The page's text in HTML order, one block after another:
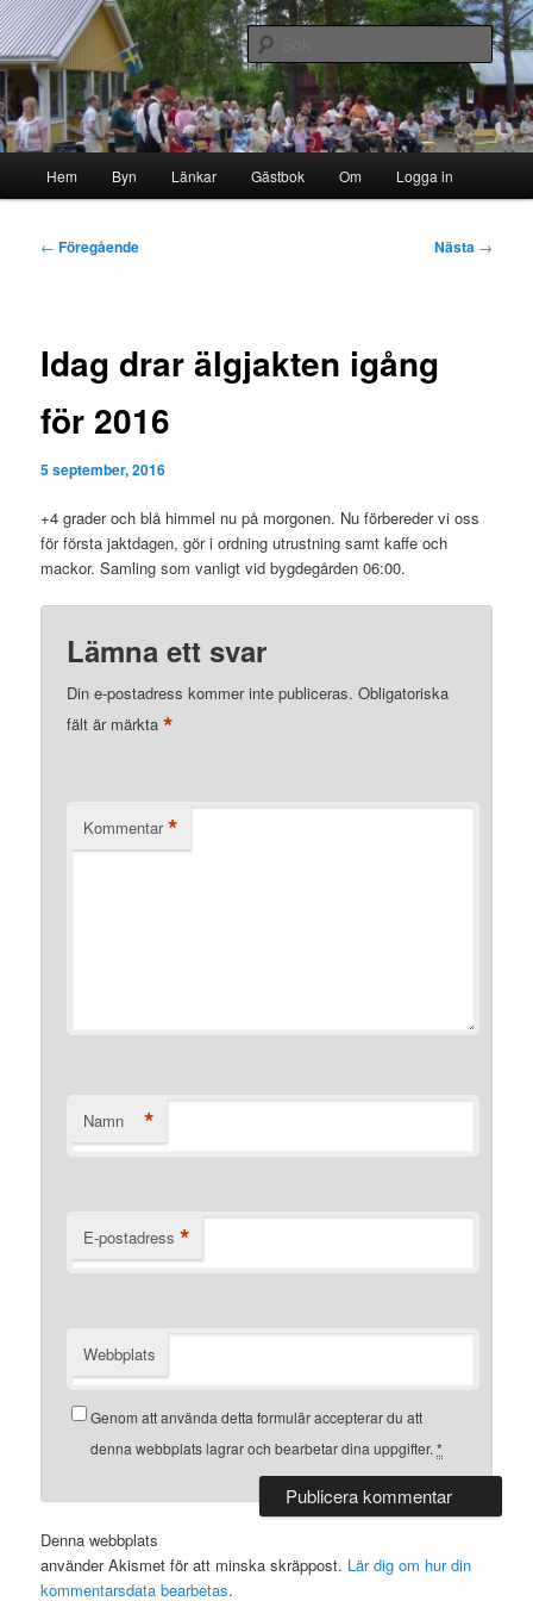
Hoppa
till
primärt
innehållStorborgarn
Byn i skogen
Sök
Hem Byn Länkar Gästbok Om Logga in
Inläggsnavigering
← Föregående Nästa →
Idag drar älgjakten igång
för 2016
5 september, 2016
+4 grader och blå himmel nu på morgonen. Nu förbereder vi oss
för första jaktdagen, gör i ordning utrustning samt kaffe och
mackor. Samling som vanligt vid bygdegården 06:00.
Lämna ett svar
Din e-postadress kommer inte publiceras. Obligatoriska
fält är märkta*
Kommentar *
Namn *
E-postadress *
Webbplats
Genom att använda detta formulär accepterar du att
denna webbplats lagrar och bearbetar dina uppgifter.*
Denna webbplats
använder Akismet för att minska skräppost. Lär dig om hur din
kommentarsdata bearbetas.